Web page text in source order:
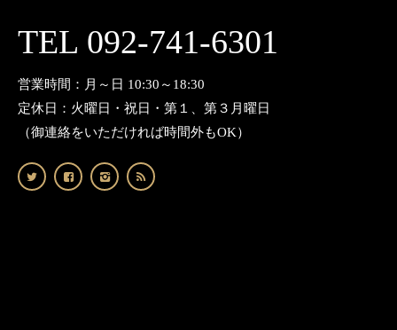
TEL 092-741-6301
営業時間：月～日 10:30～18:30
定休日：火曜日・祝日・第１、第３月曜日
（御連絡をいただければ時間外もOK）